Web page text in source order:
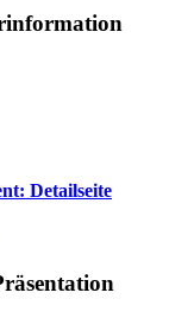
: Detailseite